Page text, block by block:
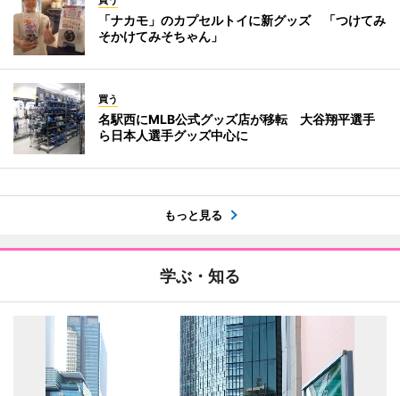
「ナカモ」のカプセルトイに新グッズ 「つけてみ
そかけてみそちゃん」
買う
名駅西にMLB公式グッズ店が移転 大谷翔平選手
ら日本人選手グッズ中心に
もっと見る
学ぶ・知る